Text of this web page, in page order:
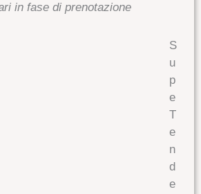
in fase di prenotazione
S
u
p
e
T
e
n
d
e